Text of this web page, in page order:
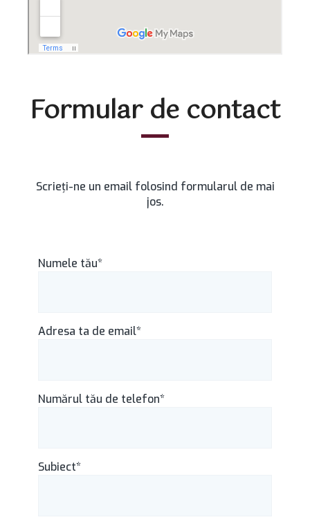
Formular de contact
Scrieți-ne un email folosind formularul de mai
jos.
Numele tău*
Adresa ta de email*
Numărul tău de telefon*
Subiect*